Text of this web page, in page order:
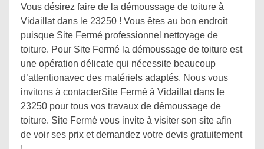
Vous désirez faire de la démoussage de toiture à
Vidaillat dans le 23250 ! Vous êtes au bon endroit
puisque Site Fermé professionnel nettoyage de
toiture. Pour Site Fermé la démoussage de toiture est
une opération délicate qui nécessite beaucoup
d’attentionavec des matériels adaptés. Nous vous
invitons à contacterSite Fermé à Vidaillat dans le
23250 pour tous vos travaux de démoussage de
toiture. Site Fermé vous invite à visiter son site afin
de voir ses prix et demandez votre devis gratuitement